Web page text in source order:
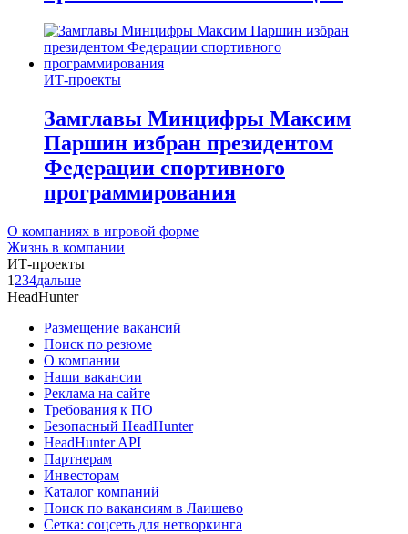
ИТ-проекты
Замглавы Минцифры Максим
Паршин избран президентом
Федерации спортивного
программирования
О компаниях в игровой форме
Жизнь в компании
ИТ-проекты
1 234дальше
HeadHunter
Размещение вакансий
Поиск по резюме
О компании
Наши вакансии
Реклама на сайте
Требования к ПО
Безопасный HeadHunter
HeadHunter API
Партнерам
Инвесторам
Каталог компаний
Поиск по вакансиям в Лаишево
Сетка: соцсеть для нетворкинга